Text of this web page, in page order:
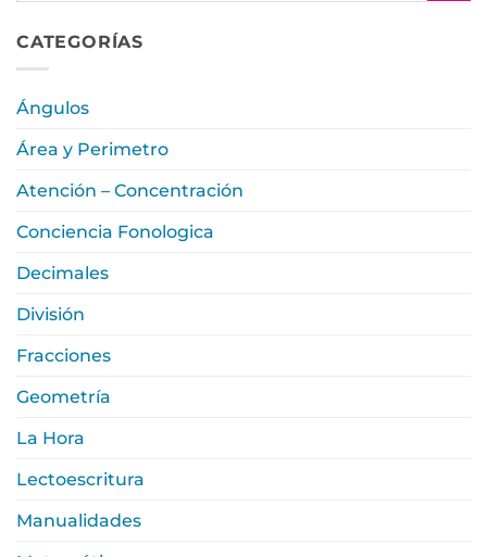
CATEGORÍAS
Ángulos
Área y Perimetro
Atención – Concentración
Conciencia Fonologica
Decimales
División
Fracciones
Geometría
La Hora
Lectoescritura
Manualidades